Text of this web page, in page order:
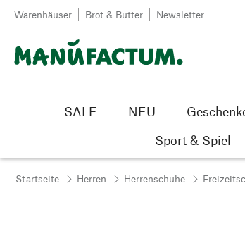
Zum Inhalt springen
Warenhäuser Brot & Butter Newsletter
SALE NEU
Sport & Spiel
Startseite Herren Herrenschuhe